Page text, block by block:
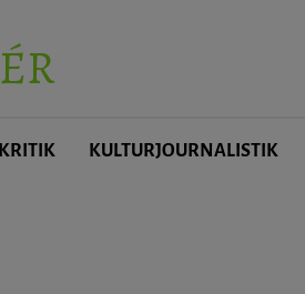
KULTURJOURNALISTIK